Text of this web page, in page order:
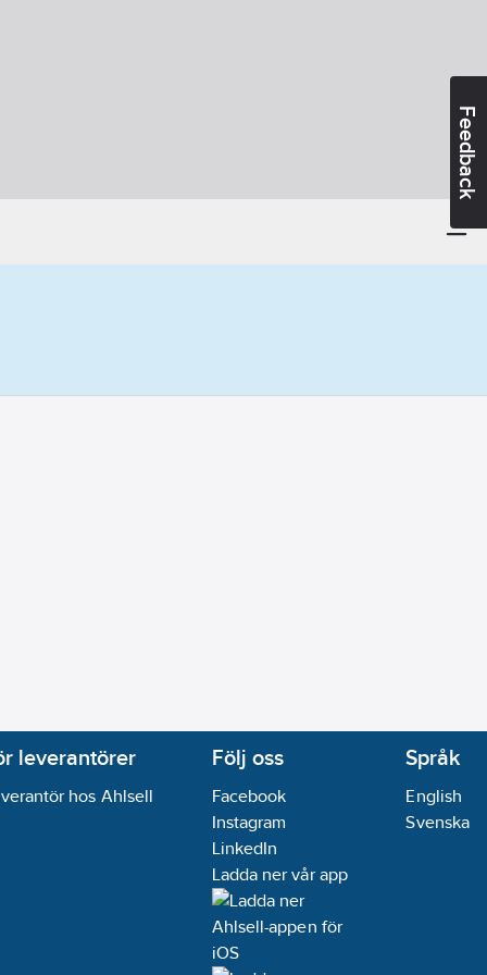
Feedback
leverantörer
hos Ahlsell
Följ oss
Facebook
Instagram
LinkedIn
Ladda ner vår app
Språk
English
Svenska